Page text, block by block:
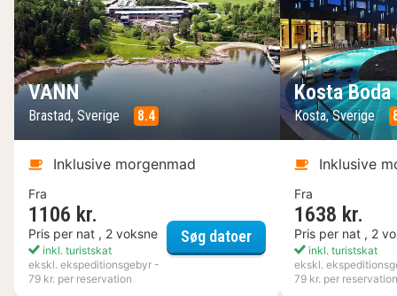
VANN
Brastad, Sverige 8.4
Inklusive morgenmad
Fra
1106 kr.
Pris per nat , 2 voksne
inkl. turistskat
ekskl. ekspeditionsgebyr -
79 kr. per reservation
Søg datoerVANN
Kosta
Kosta, Sverige
Inklusive
Fra
1638 kr.
Pris per nat , 2
inkl. turistskat
ekskl.
79 kr. per reservation